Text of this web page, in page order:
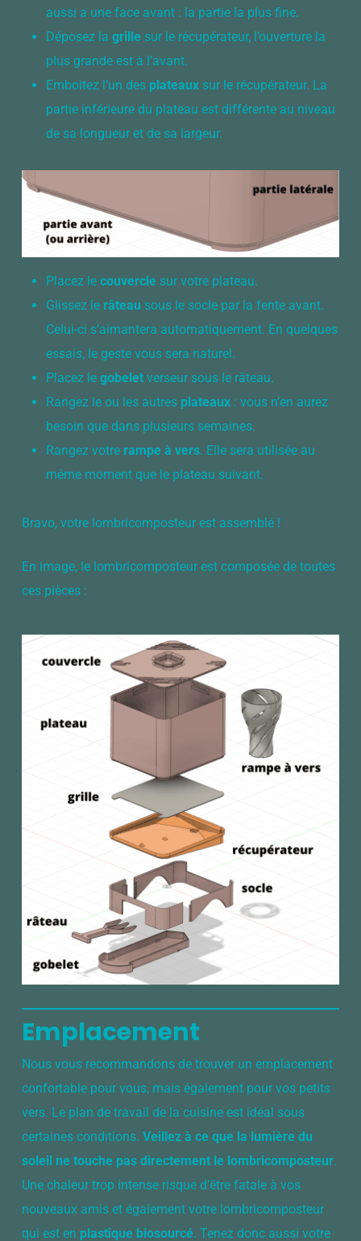
aussi a une face avant : la partie la plus fine.
Déposez la grille sur le récupérateur, l’ouverture la
plus grande est à l’avant.
Emboitez l’un des plateaux sur le récupérateur. La
partie inférieure du plateau est différente au niveau
de sa longueur et de sa largeur.
Placez le couvercle sur votre plateau.
Glissez le râteau sous le socle par la fente avant.
Celui-ci s’aimantera automatiquement. En quelques
essais, le geste vous sera naturel.
Placez le gobelet verseur sous le râteau.
Rangez le ou les autres plateaux : vous n’en aurez
besoin que dans plusieurs semaines.
Rangez votre rampe à vers. Elle sera utilisée au
même moment que le plateau suivant.
Bravo, votre lombricomposteur est assemblé !
En image, le lombricomposteur est composée de toutes
ces pièces :
Emplacement
Nous vous recommandons de trouver un emplacement
confortable pour vous, mais également pour vos petits
vers. Le plan de travail de la cuisine est idéal sous
certaines conditions. Veillez à ce que la lumière du
soleil ne touche pas directement le lombricomposteur.
Une chaleur trop intense risque d’être fatale à vos
nouveaux amis et également votre lombricomposteur
qui est en plastique biosourcé. Tenez donc aussi votre